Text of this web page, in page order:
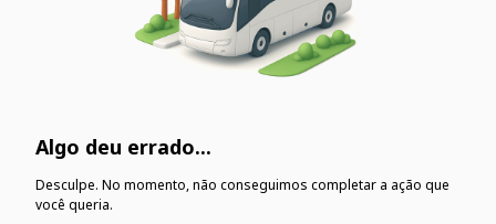
Algo deu errado...
Desculpe. No momento, não conseguimos completar a ação que
você queria.